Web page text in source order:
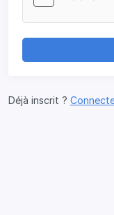
Déjà inscrit ?